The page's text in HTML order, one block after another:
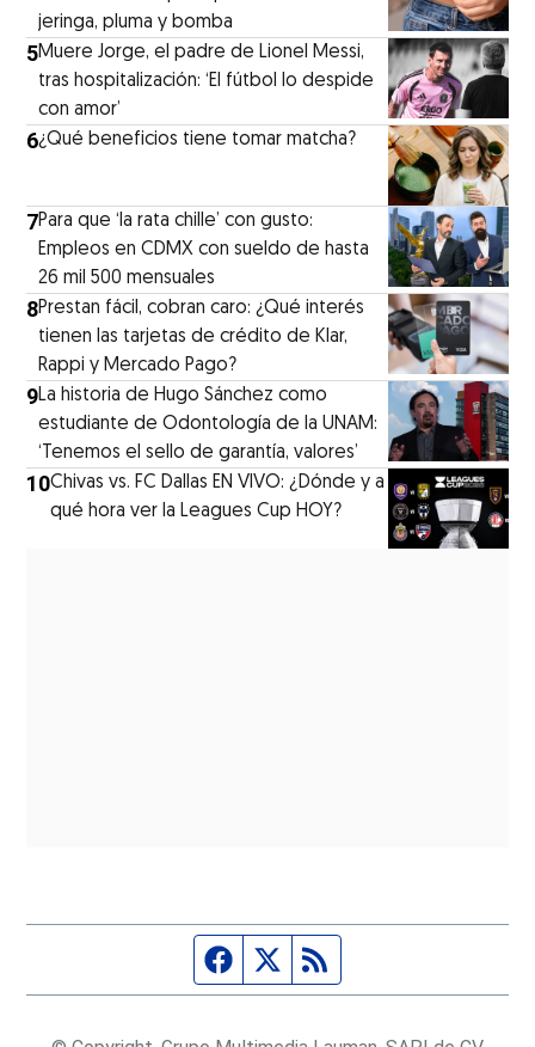
jeringa, pluma y bomba
5Muere Jorge, el padre de Lionel Messi,
tras hospitalización: ‘El fútbol lo despide
con amor’
6¿Qué beneficios tiene tomar matcha?
7Para que ‘la rata chille’ con gusto:
Empleos en CDMX con sueldo de hasta
26 mil 500 mensuales
8Prestan fácil, cobran caro: ¿Qué interés
tienen las tarjetas de crédito de Klar,
Rappi y Mercado Pago?
9La historia de Hugo Sánchez como
estudiante de Odontología de la UNAM:
‘Tenemos el sello de garantía, valores’
10Chivas vs. FC Dallas EN VIVO: ¿Dónde y a
qué hora ver la Leagues Cup HOY?
Página de Facebook
Fuente Twitter